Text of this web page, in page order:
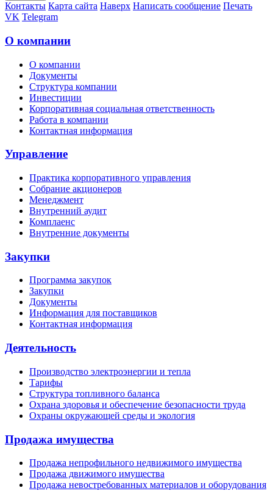
Контакты Карта сайта Наверх Написать сообщение Печать
VK Telegram
О компании
О компании
Документы
Структура компании
Инвестиции
Корпоративная социальная ответственность
Работа в компании
Контактная информация
Управление
Практика корпоративного управления
Собрание акционеров
Менеджмент
Внутренний аудит
Комплаенс
Внутренние документы
Закупки
Программа закупок
Закупки
Документы
Информация для поставщиков
Контактная информация
Деятельность
Производство электроэнергии и тепла
Тарифы
Структура топливного баланса
Охрана здоровья и обеспечение безопасности труда
Охраны окружающей среды и экология
Продажа имущества
Продажа непрофильного недвижимого имущества
Продажа движимого имущества
Продажа невостребованных материалов и оборудования